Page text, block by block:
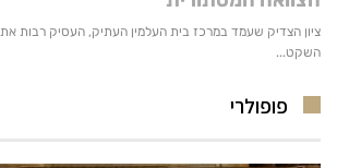
פופולרי